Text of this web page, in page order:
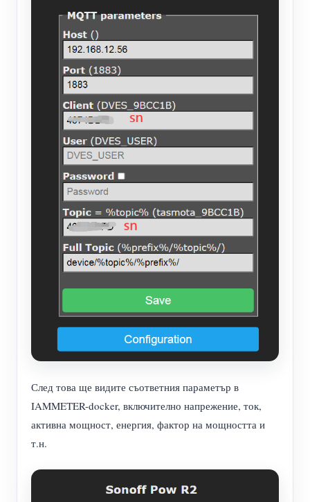
След това ще видите съответния параметър в
IAMMETER-docker, включително напрежение, ток,
активна мощност, енергия, фактор на мощността и
т.н.